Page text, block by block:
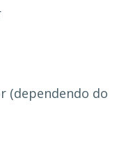
(dependendo do